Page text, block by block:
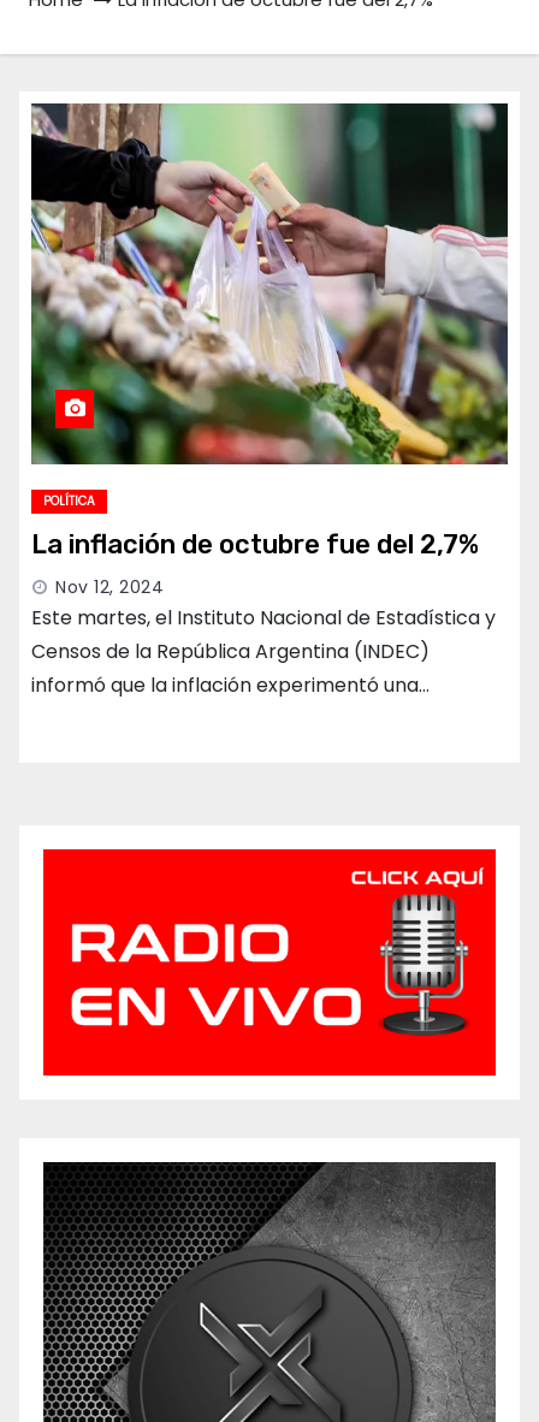
POLÍTICA
La inflación de octubre fue del 2,7%
Nov 12, 2024
Este martes, el Instituto Nacional de Estadística y
Censos de la República Argentina (INDEC)
informó que la inflación experimentó una…